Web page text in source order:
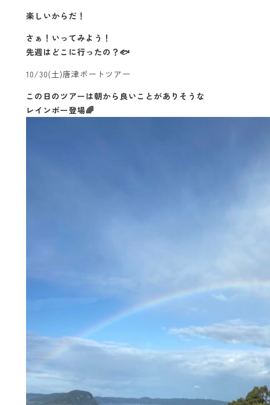
楽しいからだ！
さぁ！いってみよう！
先週はどこに行ったの？🐟
10/30(土)唐津ボートツアー
この日のツアーは朝から良いことがありそうな
レインボー登場🌈